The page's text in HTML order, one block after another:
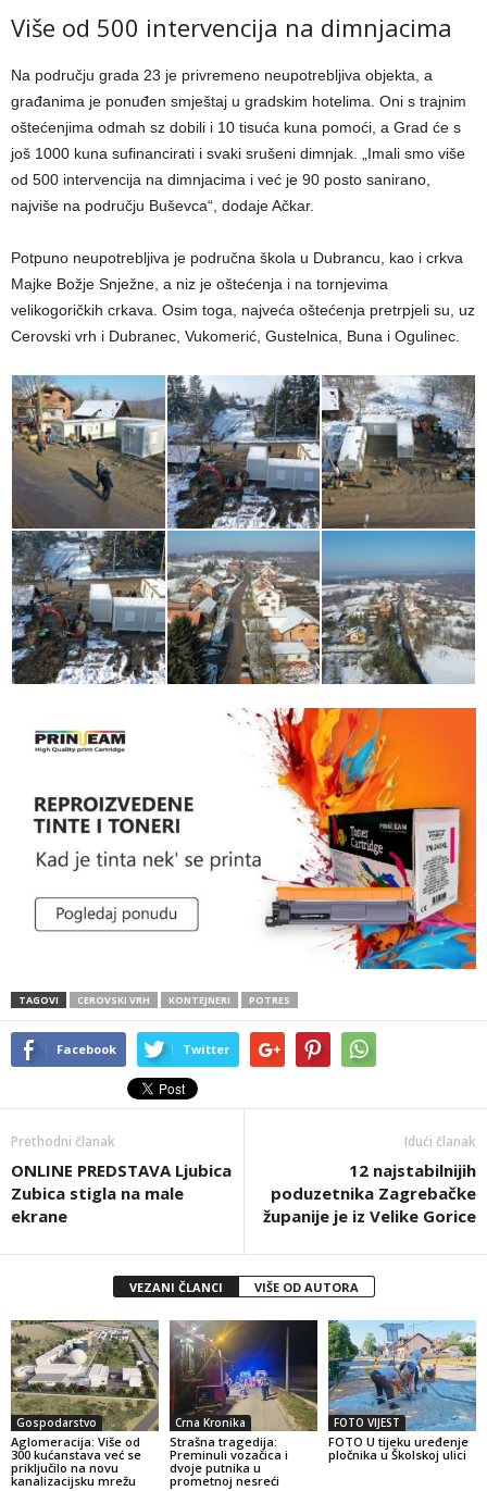
Više od 500 intervencija na dimnjacima
Na području grada 23 je privremeno neupotrebljiva objekta, a
građanima je ponuđen smještaj u gradskim hotelima. Oni s trajnim
oštećenjima odmah sz dobili i 10 tisuća kuna pomoći, a Grad će s
još 1000 kuna sufinancirati i svaki srušeni dimnjak. „Imali smo više
od 500 intervencija na dimnjacima i već je 90 posto sanirano,
najviše na području Buševca“, dodaje Ačkar.
Potpuno neupotrebljiva je područna škola u Dubrancu, kao i crkva
Majke Božje Snježne, a niz je oštećenja i na tornjevima
velikogoričkih crkava. Osim toga, najveća oštećenja pretrpjeli su, uz
Cerovski vrh i Dubranec, Vukomerić, Gustelnica, Buna i Ogulinec.
TAGOVI CEROVSKI VRH KONTEJNERI POTRES
Facebook Twitter
Prethodni članak
ONLINE PREDSTAVA Ljubica
Zubica stigla na male
ekrane
Idući članak
12 najstabilnijih
poduzetnika Zagrebačke
županije je iz Velike Gorice
VEZANI ČLANCI VIŠE OD AUTORA
Gospodarstvo
Aglomeracija: Više od
300 kućanstava već se
priključilo na novu
kanalizacijsku mrežu
Crna Kronika
Strašna tragedija:
Preminuli vozačica i
dvoje putnika u
prometnoj nesreći
FOTO VIJEST
FOTO U tijeku uređenje
pločnika u Školskoj ulici